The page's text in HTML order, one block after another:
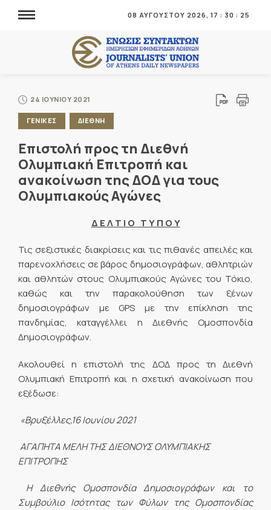
08 ΑΥΓΟΥΣΤΟΥ 2026, 17 : 30 : 25
24 ΙΟΥΝΙΟΥ 2021
ΓΕΝΙΚΕΣ ΔΙΕΘΝΗ
Επιστολή προς τη Διεθνή
Ολυμπιακή Επιτροπή και
ανακοίνωση της ΔΟΔ για τους
Ολυμπιακούς Αγώνες
Δ Ε Λ Τ Ι Ο Τ Υ Π Ο Υ
Τις σεξιστικές διακρίσεις και τις πιθανές απειλές και
παρενοχλήσεις σε βάρος δημοσιογράφων, αθλητριών
και αθλητών στους Ολυμπιακούς Αγώνες του Τόκιο,
καθώς και την παρακολούθηση των ξένων
δημοσιογράφων με GPS με την επίκληση της
πανδημίας, καταγγέλλει η Διεθνής Ομοσπονδία
Δημοσιογράφων.
Ακολουθεί η επιστολή της ΔΟΔ προς τη Διεθνή
Ολυμπιακή Επιτροπή και η σχετική ανακοίνωση που
εξέδωσε:
«Βρυξέλλες,16 Ιουνίου 2021
ΑΓΑΠΗΤΑ ΜΕΛΗ ΤΗΣ ΔΙΕΘΝΟΥΣ ΟΛΥΜΠΙΑΚΗΣ
ΕΠΙΤΡΟΠΗΣ
Η Διεθνής Ομοσπονδία Δημοσιογράφων και το
Συμβούλιο Ισότητας των Φύλων της Ομοσπονδίας